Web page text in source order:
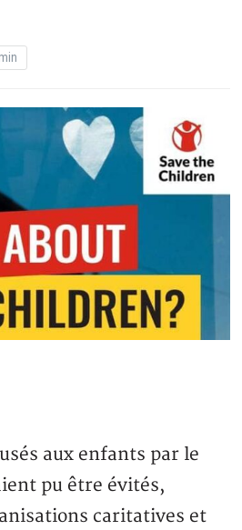
aux enfants par le
pu être évités,
caritatives et